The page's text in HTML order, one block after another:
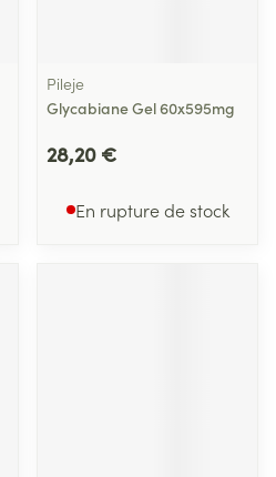
Pileje
Glycabiane Gel 60x595mg
28,20 €
En rupture de stock